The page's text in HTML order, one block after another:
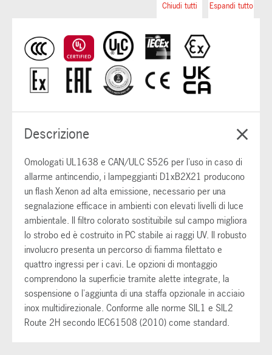
Espandi tutto
Chiudi tutti
Descrizione
Omologati UL1638 e CAN/ULC S526 per l'uso in caso di
allarme antincendio, i lampeggianti D1xB2X21 producono
un flash Xenon ad alta emissione, necessario per una
segnalazione efficace in ambienti con elevati livelli di luce
ambientale. Il filtro colorato sostituibile sul campo migliora
lo strobo ed è costruito in PC stabile ai raggi UV. Il robusto
involucro presenta un percorso di fiamma filettato e
quattro ingressi per i cavi. Le opzioni di montaggio
comprendono la superficie tramite alette integrate, la
sospensione o l'aggiunta di una staffa opzionale in acciaio
inox multidirezionale. Conforme alle norme SIL1 e SIL2
Route 2H secondo IEC61508 (2010) come standard.